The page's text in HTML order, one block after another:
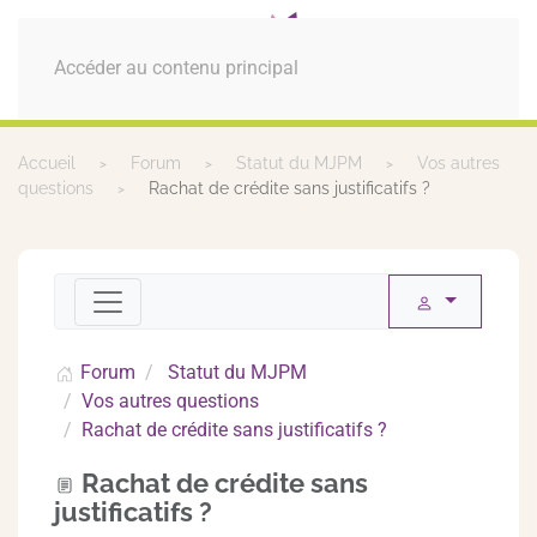
Accéder au contenu principal
MENU
Accueil Forum Statut du MJPM
Vos autres
questions
Rachat de crédite sans justificatifs ?
Forum
Statut du MJPM
Vos autres questions
Rachat de crédite sans justificatifs ?
Rachat de crédite sans
justificatifs ?